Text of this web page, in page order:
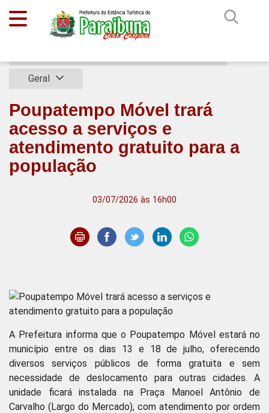
Geral
Poupatempo Móvel trará
acesso a serviços e
atendimento gratuito para a
população
03/07/2026 às 16h00
A Prefeitura informa que o Poupatempo Móvel estará no
município entre os dias 13 e 18 de julho, oferecendo
diversos serviços públicos de forma gratuita e sem
necessidade de deslocamento para outras cidades. A
unidade ficará instalada na Praça Manoel Antônio de
Carvalho (Largo do Mercado), com atendimento por ordem